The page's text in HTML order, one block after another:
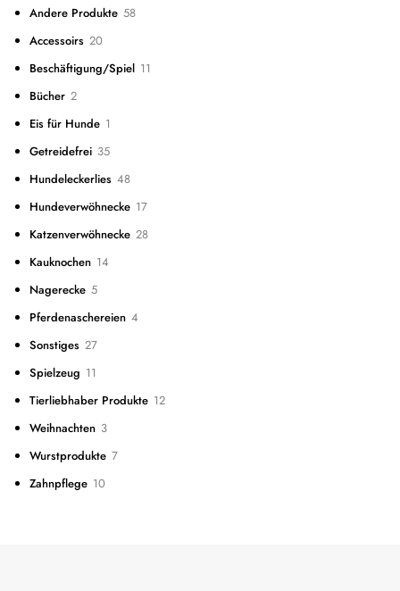
Andere Produkte 5858
Accessoirs 2020
Beschäftigung/Spiel 11
Bücher 22
Eis für Hunde 1
Getreidefrei 3535
Hundeleckerlies 4848
Hundeverwöhnecke 1717
Katzenverwöhnecke 2828
Kauknochen 14
Nagerecke 55
Pferdenaschereien 4
Sonstiges 2727
Spielzeug 11
Tierliebhaber Produkte 1212
Weihnachten 33
Wurstprodukte 77
Zahnpflege 1010